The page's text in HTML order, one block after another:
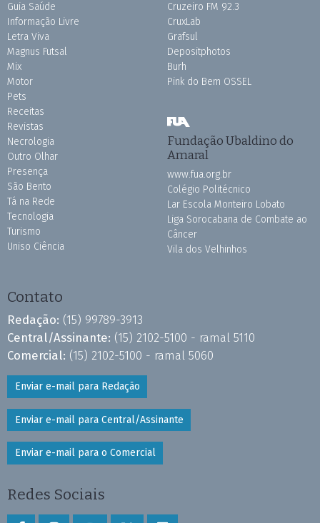
Guia Saúde
Informação Livre
Letra Viva
Magnus Futsal
Mix
Motor
Pets
Receitas
Revistas
Necrologia
Outro Olhar
Presença
São Bento
Tá na Rede
Tecnologia
Turismo
Uniso Ciência
Cruzeiro FM 92.3
CruxLab
Grafsul
Depositphotos
Burh
Pink do Bem OSSEL
Fundação Ubaldino do
Amaral
www.fua.org.br
Colégio Politécnico
Lar Escola Monteiro Lobato
Liga Sorocabana de Combate ao
Câncer
Vila dos Velhinhos
Contato
Redação: (15) 99789-3913
Central/Assinante: (15) 2102-5100 - ramal 5110
Comercial: (15) 2102-5100 - ramal 5060
Enviar e-mail para Redação
Enviar e-mail para Central/Assinante
Enviar e-mail para o Comercial
Redes Sociais